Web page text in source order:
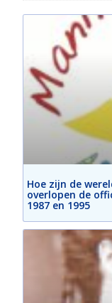
Hoe zijn de
overlopen de
1987 en 1995